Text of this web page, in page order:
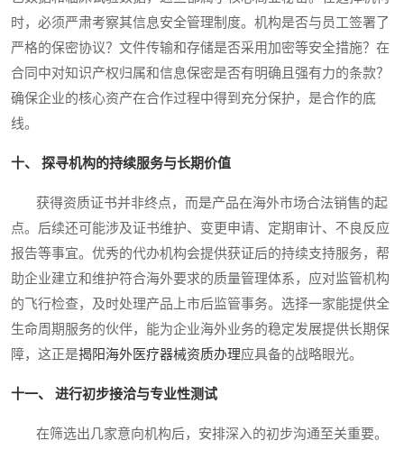
时，必须严肃考察其信息安全管理制度。机构是否与员工签署了
严格的保密协议？文件传输和存储是否采用加密等安全措施？在
合同中对知识产权归属和信息保密是否有明确且强有力的条款？
确保企业的核心资产在合作过程中得到充分保护，是合作的底
线。
十、 探寻机构的持续服务与长期价值
获得资质证书并非终点，而是产品在海外市场合法销售的起
点。后续还可能涉及证书维护、变更申请、定期审计、不良反应
报告等事宜。优秀的代办机构会提供获证后的持续支持服务，帮
助企业建立和维护符合海外要求的质量管理体系，应对监管机构
的飞行检查，及时处理产品上市后监管事务。选择一家能提供全
生命周期服务的伙伴，能为企业海外业务的稳定发展提供长期保
障，这正是揭阳海外医疗器械资质办理应具备的战略眼光。
十一、 进行初步接洽与专业性测试
在筛选出几家意向机构后，安排深入的初步沟通至关重要。